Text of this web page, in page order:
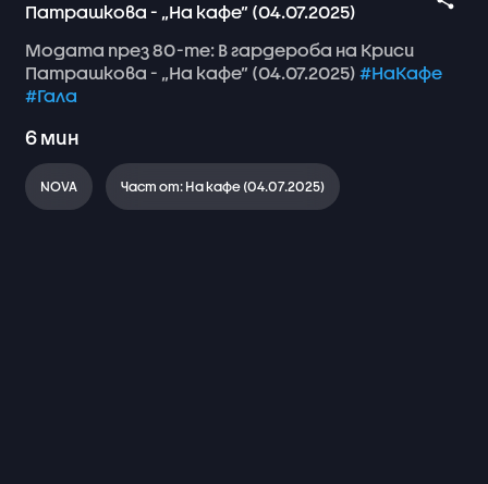
Патрашкова - „На кафе” (04.07.2025)
Модата през80-те: Вгардероба на Криси
Патрашкова - „На кафе” (04.07.2025) #НаКафе
#Гала
6мин
NOVA Част от: На кафе (04.07.2025)